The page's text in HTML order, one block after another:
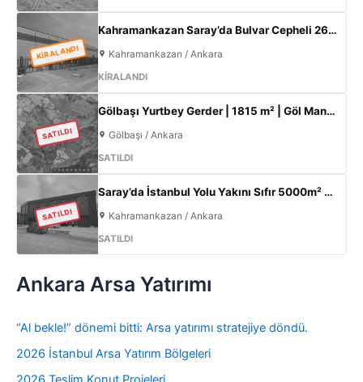
KİRALANDI
Kahramankazan Saray’da Bulvar Cepheli 2600 m² Kiralık Fabrika | 400 KW Enerji | Ofisli Üretim Tesisi
Kahramankazan / Ankara
KİRALANDI
SATILDI
Gölbaşı Yurtbey Gerder | 1815 m² | Göl Manzaralı | TOKİ Yakını Yatırımlık Arazi
Gölbaşı / Ankara
SATILDI
SATILDI
Saray’da İstanbul Yolu Yakını Sıfır 5000m² Fabrika | 300KW & 800m² Ofis
Kahramankazan / Ankara
SATILDI
Ankara Arsa Yatırımı
“Al bekle!” dönemi bitti: Arsa yatırımı stratejiye döndü.
2026 İstanbul Arsa Yatırım Bölgeleri